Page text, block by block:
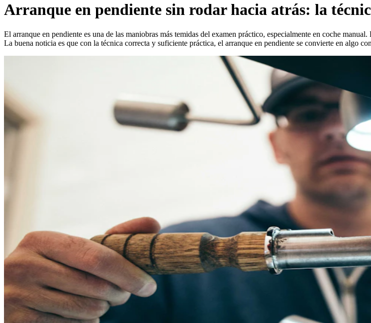
Arranque en pendiente sin rodar hacia atrás: la
El arranque en pendiente es una de las maniobras más temidas del examen práctico, especialmente en coche
La buena noticia es que con la técnica correcta y suficiente práctica, el arranque en pendiente se convierte en algo